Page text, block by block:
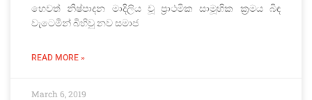
හෙවත් නිෂ්පාදන මාදිලිය වූ ප්‍රාථමික සාමූහික ක්‍රමය බිඳ
වැටෙමින් බිහිවූ නව සමාජ
READ MORE »
March 6, 2019